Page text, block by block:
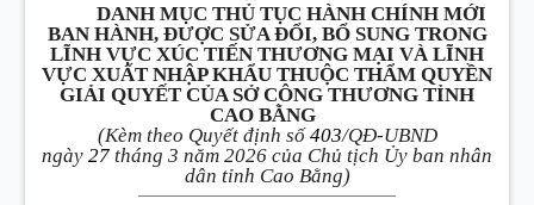
DANH MỤC THỦ TỤC HÀNH CHÍNH MỚI
BAN HÀNH, ĐƯỢC SỬA ĐỔI, BỔ SUNG TRONG
LĨNH VỰC XÚC TIẾN THƯƠNG MẠI VÀ LĨNH
VỰC XUẤT NHẬP KHẨU THUỘC THẨM QUYỀN
GIẢI QUYẾT CỦA SỞ CÔNG THƯƠNG TỈNH
CAO BẰNG
(Kèm theo Quyết định số 403/QĐ-UBND
ngày 27 tháng 3 năm 2026 của Chủ tịch Ủy ban nhân
dân tỉnh Cao Bằng)
____________________________________